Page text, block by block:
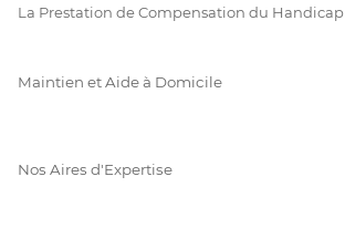
La Prestation de Compensation du Handicap
Maintien et Aide à Domicile
Nos Aires d'Expertise